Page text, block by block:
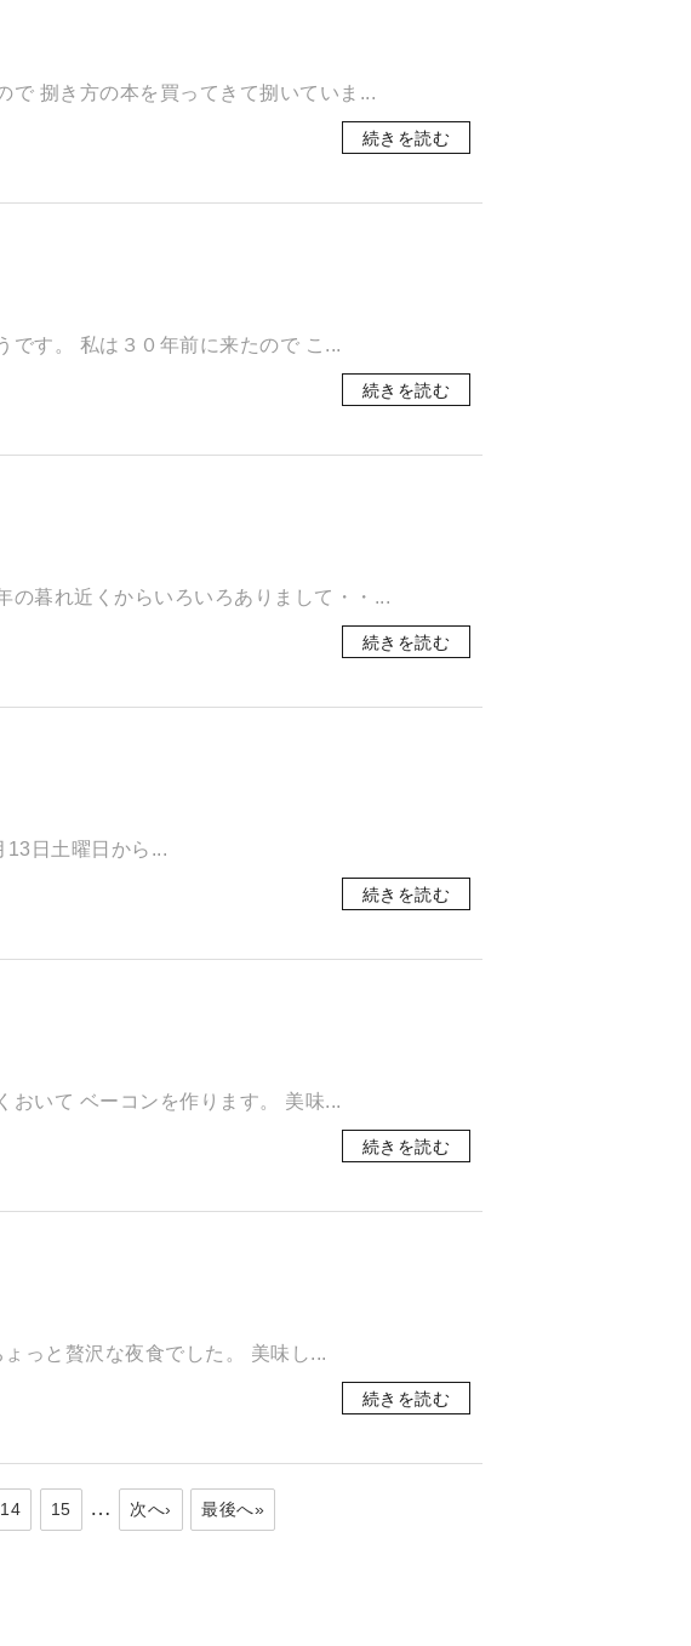
で 捌き方の本を買ってきて捌いていま...
続きを読む
です。 ​私は３０年前に来たので こ...
続きを読む
の暮れ近くからいろいろありまして・・...
続きを読む
13日土曜日から...
続きを読む
おいて ベーコンを作ります。 ​美味...
続きを読む
っと贅沢な夜食でした。 美味し...
続きを読む
14 15 … 次へ› 最後へ»